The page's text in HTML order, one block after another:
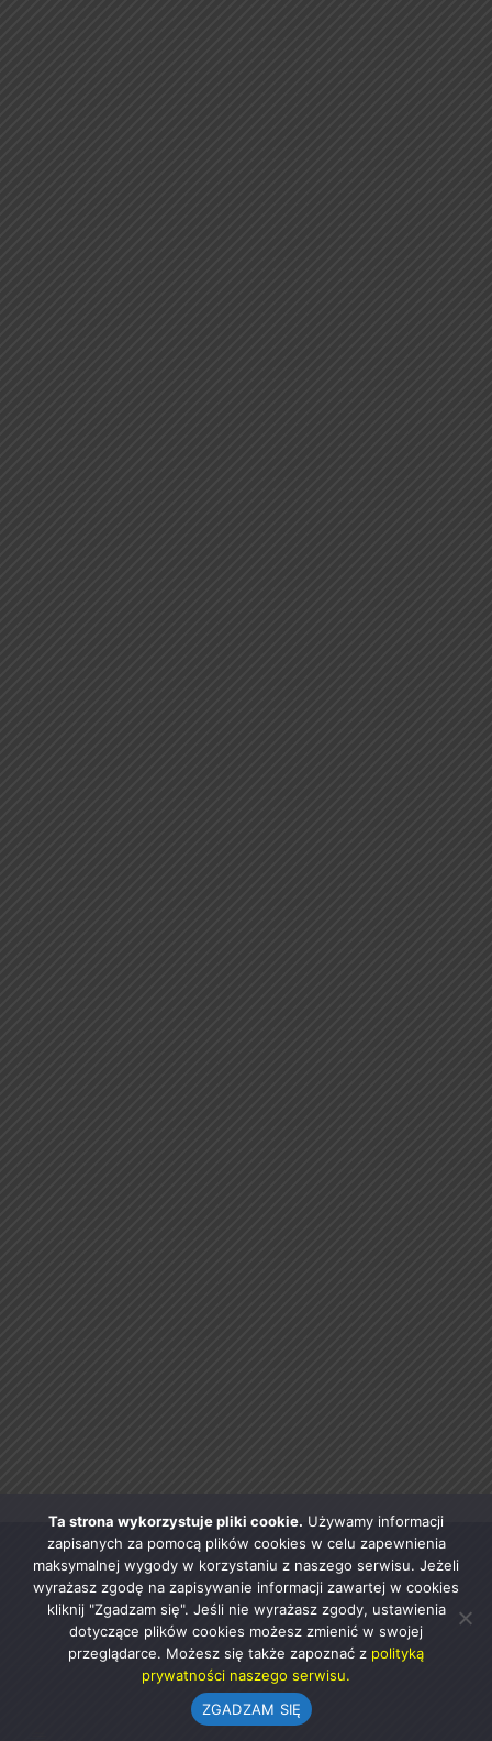
Ta strona wykorzystuje pliki cookie. Używamy informacji
zapisanych za pomocą plików cookies w celu zapewnienia
maksymalnej wygody w korzystaniu z naszego serwisu. Jeżeli
wyrażasz zgodę na zapisywanie informacji zawartej w cookies
kliknij "Zgadzam się". Jeśli nie wyrażasz zgody, ustawienia
dotyczące plików cookies możesz zmienić w swojej
przeglądarce. Możesz się także zapoznać z polityką
prywatności naszego serwisu.
ZGADZAM SIĘ